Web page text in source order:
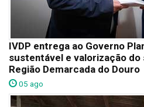
IVDP entrega ao Governo
sustentável e valorização
Região Demarcada do Douro
05 ago